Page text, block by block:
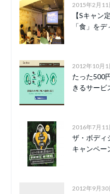
2015年2月11
【Sキャン
「食」を
2012年10月1
たった500
きるサービ
2016年7月11
ザ・ボデ
キャンペー
2012年9月30